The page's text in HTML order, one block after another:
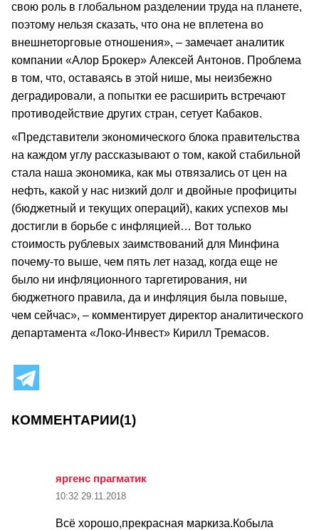
свою роль в глобальном разделении труда на планете,
поэтому нельзя сказать, что она не вплетена во
внешнеторговые отношения», – замечает аналитик
компании «Алор Брокер» Алексей Антонов. Проблема
в том, что, оставаясь в этой нише, мы неизбежно
деградировали, а попытки ее расширить встречают
противодействие других стран, сетует Кабаков.
«Представители экономического блока правительства
на каждом углу рассказывают о том, какой стабильной
стала наша экономика, как мы отвязались от цен на
нефть, какой у нас низкий долг и двойные профициты
(бюджетный и текущих операций), каких успехов мы
достигли в борьбе с инфляцией… Вот только
стоимость рублевых заимствований для Минфина
почему-то выше, чем пять лет назад, когда еще не
было ни инфляционного таргетирования, ни
бюджетного правила, да и инфляция была повыше,
чем сейчас», – комментирует директор аналитического
департамента «Локо-Инвест» Кирилл Тремасов.
КОММЕНТАРИИ(1)
яргенс прагматик
10:32 29.11.2018
Всё хорошо,прекрасная маркиза.Кобыла